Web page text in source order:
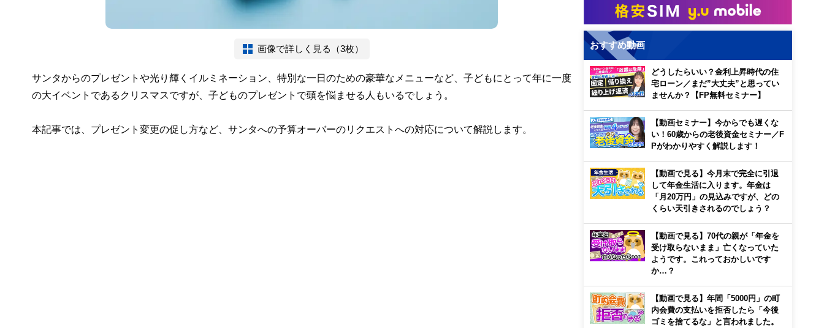
画像で詳しく見る（3枚）
サンタからのプレゼントや光り輝くイルミネーション、特別な一日のための豪華なメニューなど、子どもにとって年に一度
の大イベントであるクリスマスですが、子どものプレゼントで頭を悩ませる人もいるでしょう。
本記事では、プレゼント変更の促し方など、サンタへの予算オーバーのリクエストへの対応について解説します。
おすすめ動画
どうしたらいい？金利上昇時代の住
宅ローン／まだ”大丈夫”と思ってい
ませんか？【FP無料セミナー】
【動画セミナー】今からでも遅くな
い！60歳からの老後資金セミナー／F
Pがわかりやすく解説します！
【動画で見る】今月末で完全に引退
して年金生活に入ります。年金は
「月20万円」の見込みですが、どの
くらい天引きされるのでしょう？
【動画で見る】70代の親が「年金を
受け取らないまま」亡くなっていた
ようです。これっておかしいです
か…？
【動画で見る】年間「5000円」の町
内会費の支払いを拒否したら「今後
ゴミを捨てるな」と言われました。